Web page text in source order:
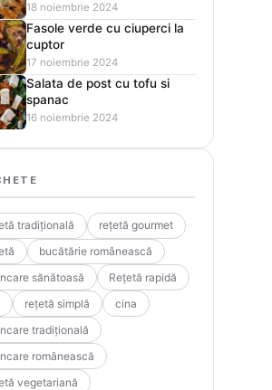
18 noiembrie 2024
Fasole verde cu ciuperci la
cuptor
17 noiembrie 2024
Salata de post cu tofu si
spanac
16 noiembrie 2024
tradițională
rețetă gourmet
bucătărie românească
sănătoasă
Rețetă rapidă
rețetă simplă
cina
tradițională
românească
vegetariană